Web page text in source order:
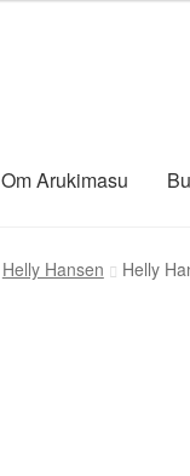
Om Arukimasu
Helly Hansen Helly